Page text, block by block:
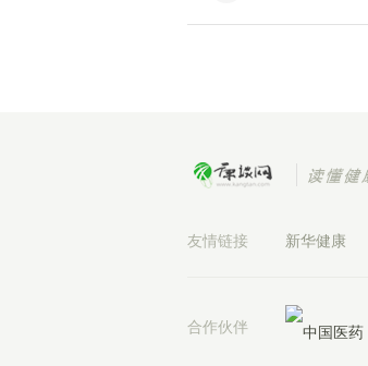
友情链接 新华健康
合作伙伴